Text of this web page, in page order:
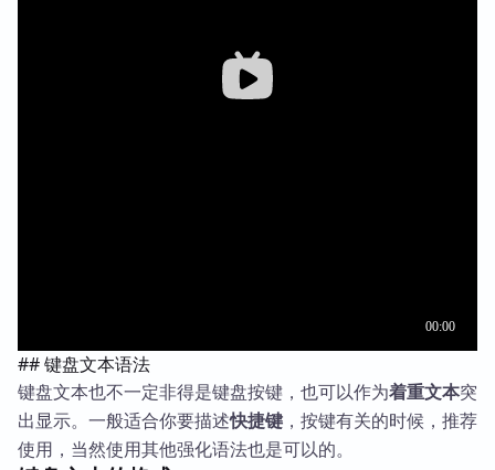
## 键盘文本语法
键盘文本也不一定非得是键盘按键，也可以作为着重文本突
出显示。一般适合你要描述快捷键 ，按键有关的时候，推荐
使用，当然使用其他强化语法也是可以的。